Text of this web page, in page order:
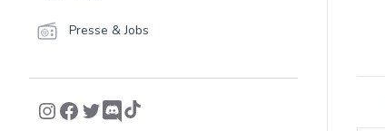
Presse & Jobs